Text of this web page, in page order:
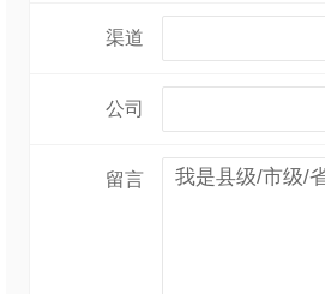
渠道
公司
留言